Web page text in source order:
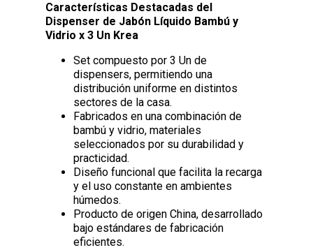
Características Destacadas del
Dispenser de Jabón Líquido Bambú y
Vidrio x 3 Un Krea
Set compuesto por 3 Un de
dispensers, permitiendo una
distribución uniforme en distintos
sectores de la casa.
Fabricados en una combinación de
bambú y vidrio, materiales
seleccionados por su durabilidad y
practicidad.
Diseño funcional que facilita la recarga
y el uso constante en ambientes
húmedos.
Producto de origen China, desarrollado
bajo estándares de fabricación
eficientes.